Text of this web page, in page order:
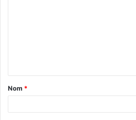
t
a
Nom *